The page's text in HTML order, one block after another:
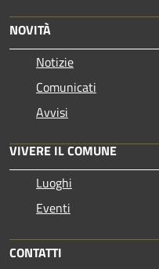
NOVITÀ
Notizie
Comunicati
Avvisi
VIVERE IL COMUNE
Luoghi
Eventi
CONTATTI